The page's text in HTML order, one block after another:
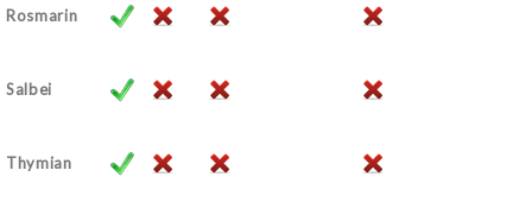
Rosmarin
Salbei
Thymian